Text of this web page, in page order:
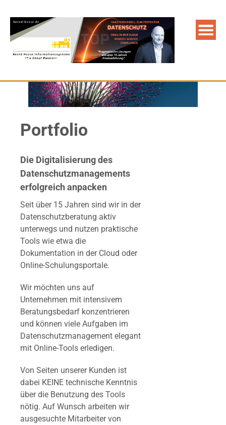
Portfolio
Die Digitalisierung des
Datenschutzmanagements
erfolgreich anpacken
Seit über 15 Jahren sind wir in der
Datenschutzberatung aktiv
unterwegs und nutzen praktische
Tools wie etwa die
Dokumentation in der Cloud oder
Online-Schulungsportale.
Wir möchten uns auf
Unternehmen mit intensivem
Beratungsbedarf konzentrieren
und können viele Aufgaben im
Datenschutzmanagement elegant
mit Online-Tools erledigen.
Von Seiten unserer Kunden ist
dabei KEINE technische Kenntnis
über die Benutzung des Tools
nötig. Auf Wunsch arbeiten wir
ausgesuchte Mitarbeiter von